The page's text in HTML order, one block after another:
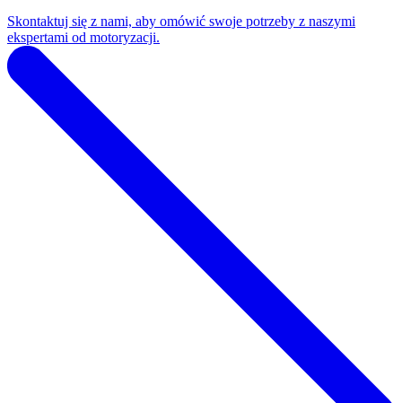
Skontaktuj się z nami, aby omówić swoje potrzeby z naszymi
ekspertami od motoryzacji.